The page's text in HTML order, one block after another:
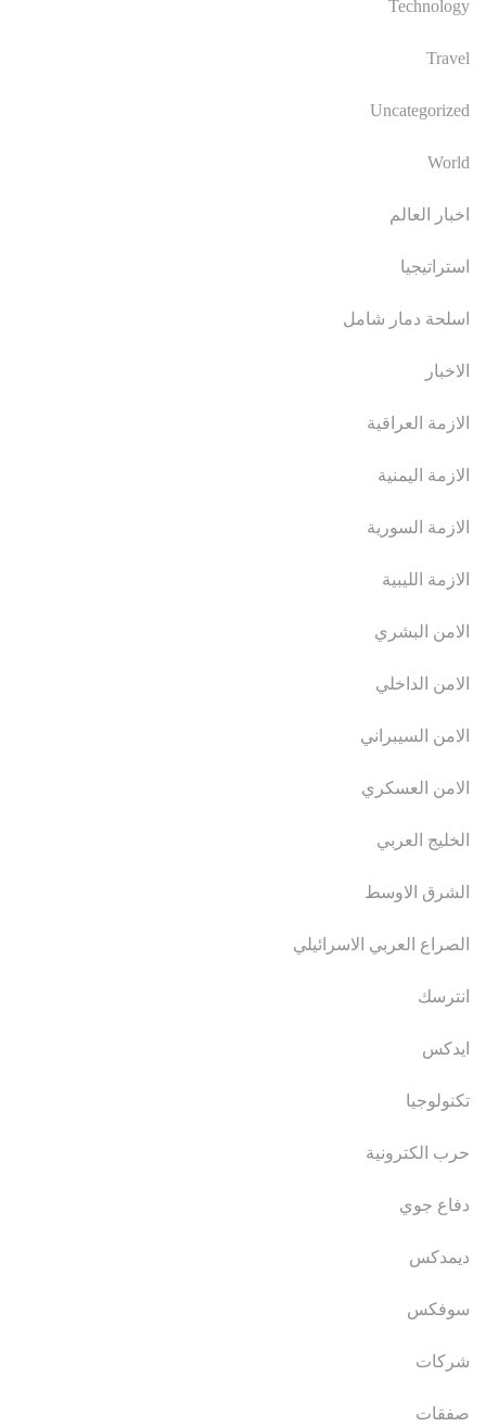
Technology
Travel
Uncategorized
World
اخبار العالم
استراتيجيا
اسلحة دمار شامل
الاخبار
الازمة العراقية
الازمة اليمنية
الازمة السورية
الازمة الليبية
الامن البشري
الامن الداخلي
الامن السيبراني
الامن العسكري
الخليج العربي
الشرق الاوسط
الصراع العربي الاسرائيلي
انترسك
ايدكس
تكنولوجيا
حرب الكترونية
دفاع جوي
ديمدكس
سوفكس
شركات
صفقات